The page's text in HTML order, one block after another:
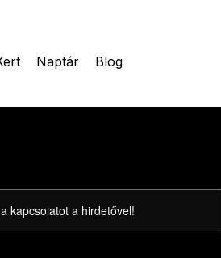
Naptár Blog
kapcsolatot a hirdetővel!